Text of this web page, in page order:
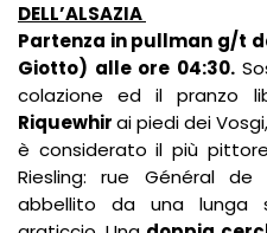
DELL’ALSAZIA
Partenza in pullman g/t
Giotto) alle ore 04:30.
colazione ed il pranzo
Riquewhirai piedi dei
è considerato il più
Riesling: rue Général
abbellito da una lunga